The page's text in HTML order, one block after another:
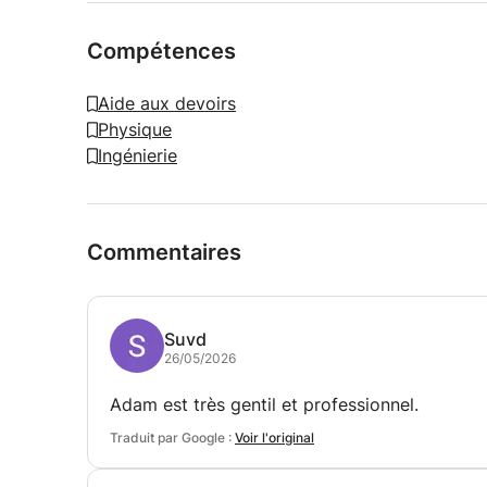
Compétences
Aide aux devoirs
Physique
Ingénierie
Commentaires
Suvd
26/05/2026
Adam est très gentil et professionnel.
Traduit par Google : Voir l'original